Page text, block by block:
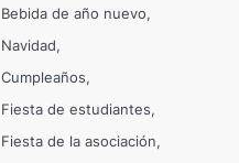
Bebida de año nuevo
Navidad
Cumpleaños
Fiesta de estudiantes
Fiesta de la asociación